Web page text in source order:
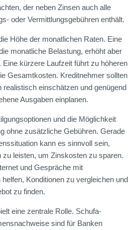
der neben Zinsen auch alle
oder Vermittlungsgebühren enthält.
Höhe der monatlichen Raten. Eine
monatliche Belastung, erhöht aber
kürzere Laufzeit führt zu höheren
Gesamtkosten. Kreditnehmer sollten
realistisch einschätzen und genügend
Ausgaben einplanen.
und die Möglichkeit
ohne zusätzliche Gebühren. Gerade
kann es sinnvoll sein,
zu leisten, um Zinskosten zu sparen.
und Gespräche mit
Konditionen zu vergleichen und
zu finden.
eine zentrale Rolle. Schufa-
sind für Banken